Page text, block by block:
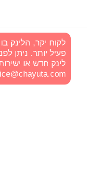
לקוח יקר, הלינק
פעיל יותר. ניתן